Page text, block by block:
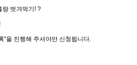
랑 벗겨먹기! ?
"을 진행해 주셔야만 신청됩니다.